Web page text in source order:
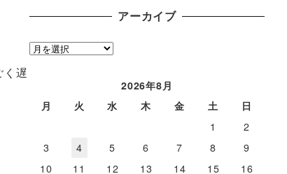
遅
アーカイブ
ア
2026年8月
月
火 水 木 金 土
日
1
2
3
4 5 6 7 8
9
10
11 12 13 14 15
16